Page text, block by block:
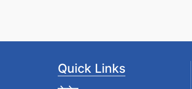
Quick Links